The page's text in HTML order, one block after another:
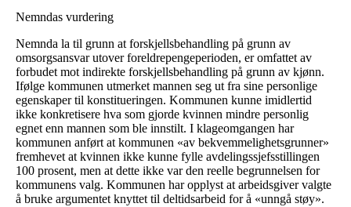
Nemndas vurdering
Nemnda la til grunn at forskjellsbehandling på grunn av
omsorgsansvar utover foreldrepengeperioden, er omfattet av
forbudet mot indirekte forskjellsbehandling på grunn av kjønn.
Ifølge kommunen utmerket mannen seg ut fra sine personlige
egenskaper til konstitueringen. Kommunen kunne imidlertid
ikke konkretisere hva som gjorde kvinnen mindre personlig
egnet enn mannen som ble innstilt. I klageomgangen har
kommunen anført at kommunen «av bekvemmelighetsgrunner»
fremhevet at kvinnen ikke kunne fylle avdelingssjefsstillingen
100 prosent, men at dette ikke var den reelle begrunnelsen for
kommunens valg. Kommunen har opplyst at arbeidsgiver valgte
å bruke argumentet knyttet til deltidsarbeid for å «unngå støy».